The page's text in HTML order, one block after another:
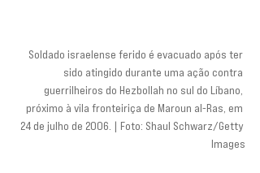
Soldado israelense ferido é evacuado após ter
sido atingido durante uma ação contra
guerrilheiros do Hezbollah no sul do Líbano,
próximo à vila fronteiriça de Maroun al-Ras, em
24 de julho de 2006. | Foto: Shaul Schwarz/Getty
Images